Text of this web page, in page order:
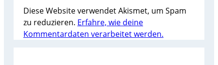
Diese Website verwendet Akismet, um Spam
zu reduzieren. Erfahre, wie deine
Kommentardaten verarbeitet werden.